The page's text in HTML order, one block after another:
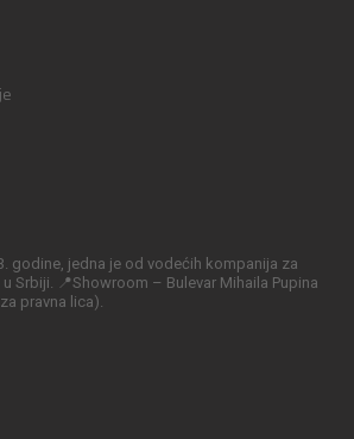
godine, jedna je od vodećih kompanija za
Srbiji.
📍Showroom – Bulevar Mihaila Pupina
pravna lica).